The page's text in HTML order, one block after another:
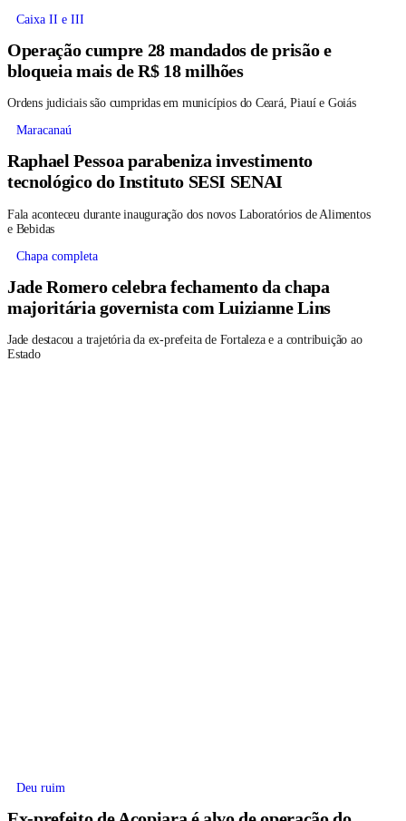
Caixa II e III
Operação cumpre 28 mandados de prisão e
bloqueia mais de R$ 18 milhões
Ordens judiciais são cumpridas em municípios do Ceará, Piauí e Goiás
Maracanaú
Raphael Pessoa parabeniza investimento
tecnológico do Instituto SESI SENAI
Fala aconteceu durante inauguração dos novos Laboratórios de Alimentos
e Bebidas
Chapa completa
Jade Romero celebra fechamento da chapa
majoritária governista com Luizianne Lins
Jade destacou a trajetória da ex-prefeita de Fortaleza e a contribuição ao
Estado
Deu ruim